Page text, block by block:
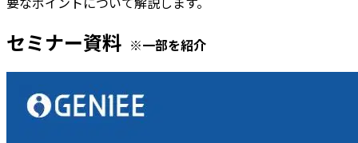
セミナー資料 ※一部を紹介